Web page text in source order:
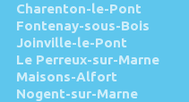
Charenton-le-Pont
Fontenay-sous-Bois
Joinville-le-Pont
Le Perreux-sur-Marne
Maisons-Alfort
Nogent-sur-Marne